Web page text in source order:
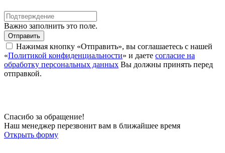
Важно заполнить это поле.
Отправить
Нажимая кнопку «Отправить», вы соглашаетесь с нашей
«Политикой конфиденциальности» и даете согласие на
обработку персональных данных Вы должны принять перед
отправкой.
Спасибо за обращение!
Наш менеджер перезвонит вам в ближайшее время
Открыть форму